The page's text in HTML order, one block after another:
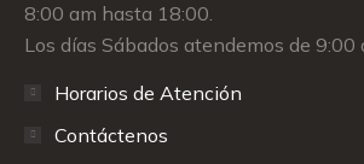
8:00 am hasta 18:00.
Los días Sábados atendemos de 9:00
Horarios de Atención
Contáctenos